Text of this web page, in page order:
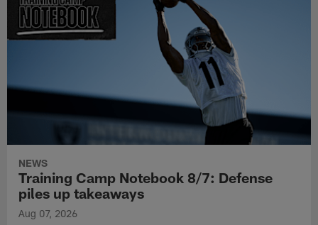
NEWS
Training Camp Notebook 8/7: Defense
piles up takeaways
Aug 07, 2026